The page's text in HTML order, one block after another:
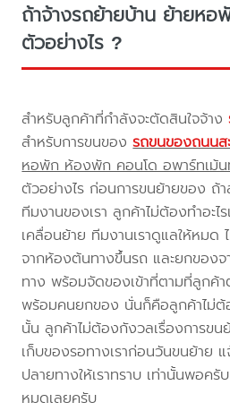
ถ้าจ้างรถย้ายบ้าน ย้ายหอ
ตัวอย่างไร ?
สำหรับลูกค้าที่กำลังจะตัดสินใจจ้าง
สำหรับการขนของรถขนของถนนส
หอพัก ห้องพัก คอนโด อพาร์ทเม้
ตัวอย่างไร ก่อนการขนย้ายของ ถ้า
ทีมงานของเรา ลูกค้าไม่ต้องทำอะ
เคลื่อนย้าย ทีมงานเราดูแลให้หมด
จากห้องต้นทางขึ้นรถ และยกของ
ทาง พร้อมจัดของเข้าที่ตามที่ลูกค้า
พร้อมคนยกของ นั่นก็คือลูกค้าไม่ต้
นั้น ลูกค้าไม่ต้องกังวลเรื่องการขน
เก็บของรอทางเราก่อนวันขนย้าย
ปลายทางให้เราทราบ เท่านั้นพอครั
หมดเลยครับ